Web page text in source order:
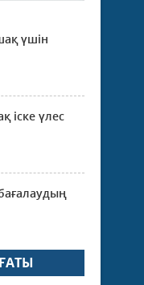
үшін
іске үлес